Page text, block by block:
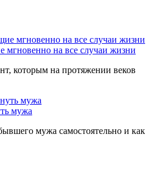
мгновенно на все случаи жизни
которым на протяжении веков
мужа
мужа самостоятельно и как